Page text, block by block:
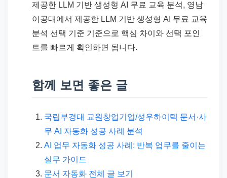
제공한 LLM 기반 생성형 AI 무료 교육 분석, 영남
이공대에서 제공한 LLM 기반 생성형 AI 무료 교육
분석 선택 기준 기준으로 핵심 차이와 선택 포인
트를 빠르게 확인하면 됩니다.
함께 보면 좋은 글
국립부경대 교원창업기업/성우하이텍 문서·사
무 AI 자동화 성공 사례 분석
AI 업무 자동화 성공 사례: 반복 업무를 줄이는
실무 가이드
문서 자동화 전체 글 보기